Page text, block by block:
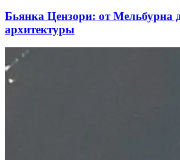
Бьянка Цензори: от Мельбурна
архитектуры